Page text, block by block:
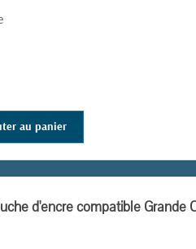
au panier
d'encre compatible Grande